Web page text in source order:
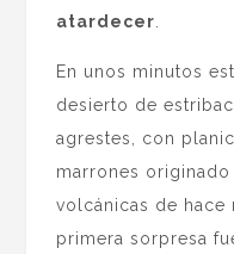
atardecer.
En unos minutos
desierto de
agrestes, con
marrones
volcánicas de hace
primera sorpresa